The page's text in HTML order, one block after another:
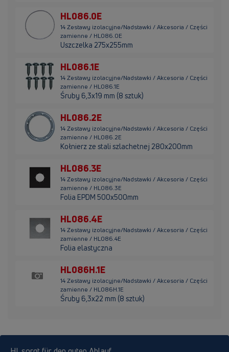
HL086.0E
14 Zestawy izolacyjne/Nadstawki / Akcesoria / Części
zamienne / HL086.0E
Uszczelka 275x255mm
HL086.1E
14 Zestawy izolacyjne/Nadstawki / Akcesoria / Części
zamienne / HL086.1E
Śruby 6,3x19 mm (8 sztuk)
HL086.2E
14 Zestawy izolacyjne/Nadstawki / Akcesoria / Części
zamienne / HL086.2E
Kołnierz ze stali szlachetnej 280x200mm
HL086.3E
14 Zestawy izolacyjne/Nadstawki / Akcesoria / Części
zamienne / HL086.3E
Folia EPDM 500x500mm
HL086.4E
14 Zestawy izolacyjne/Nadstawki / Akcesoria / Części
zamienne / HL086.4E
Folia elastyczna
HL086H.1E
14 Zestawy izolacyjne/Nadstawki / Akcesoria / Części
zamienne / HL086H.1E
Śruby 6,3x22 mm (8 sztuk)